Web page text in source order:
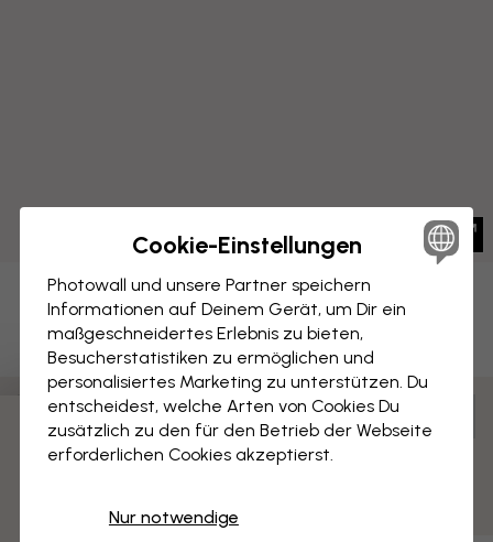
Rattenbande
LEINWANDBILD Speichern
Anpassen und bestellen
Vormontiert und bereit zum Aufhängen
Cookie-Einstellungen
Photowall und unsere Partner speichern
Informationen auf Deinem Gerät, um Dir ein
maßgeschneidertes Erlebnis zu bieten,
Besucherstatistiken zu ermöglichen und
personalisiertes Marketing zu unterstützen. Du
entscheidest, welche Arten von Cookies Du
zusätzlich zu den für den Betrieb der Webseite
erforderlichen Cookies akzeptierst.
Nur notwendige